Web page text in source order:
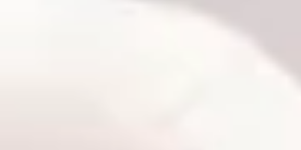
Les
aligné avec